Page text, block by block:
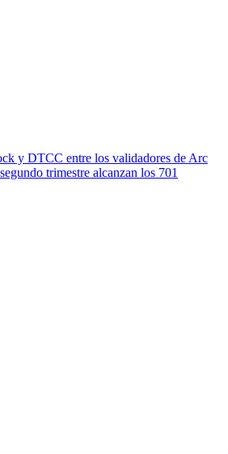
y DTCC entre los validadores de Arc
trimestre alcanzan los 701